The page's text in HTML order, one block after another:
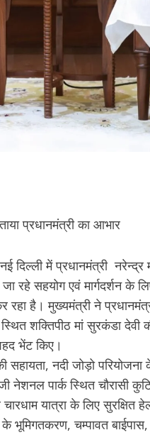
प्रधानमंत्री का आभार
में प्रधानमंत्री नरेन्द्र
रहे सहयोग एवं मार्गदर्शन के
है। मुख्यमंत्री ने
शक्तिपीठ मां सुरकंडा देवी
भेंट किए।
सहायता, नदी जोड़ो
नेशनल पार्क स्थित चौरासी
यात्रा के लिए
चम्पावत बाईपास,